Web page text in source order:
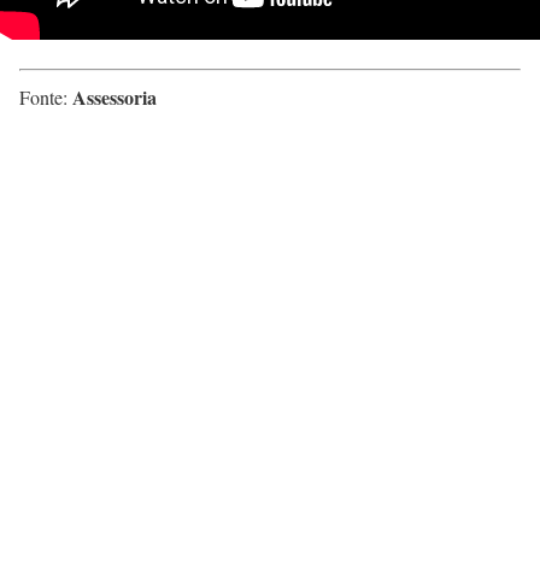
Fonte: Assessoria